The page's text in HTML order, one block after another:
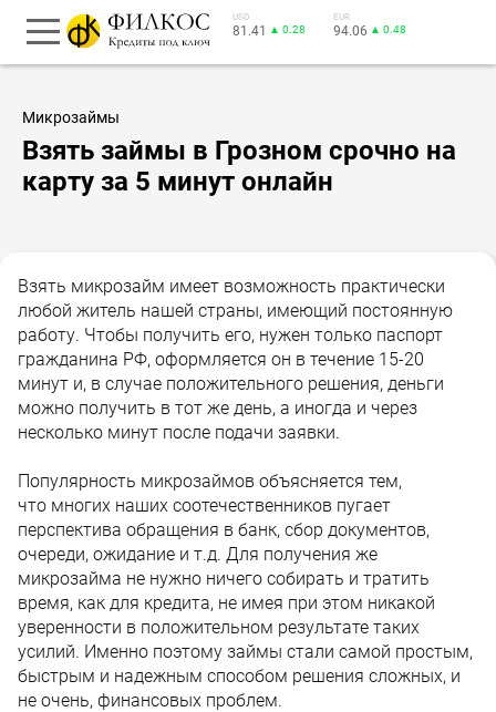
USD
81.41 ▲ 0.28
EUR
94.06 ▲ 0.48
Микрозаймы
Взять займы в Грозном срочно на
карту за 5 минут онлайн
Взять микрозайм имеет возможность практически
любой житель нашей страны, имеющий постоянную
работу. Чтобы получить его, нужен только паспорт
гражданина РФ, оформляется он в течение 15-20
минут и, в случае положительного решения, деньги
можно получить в тот же день, а иногда и через
несколько минут после подачи заявки.
Популярность микрозаймов объясняется тем,
что многих наших соотечественников пугает
перспектива обращения в банк, сбор документов,
очереди, ожидание и т.д. Для получения же
микрозайма не нужно ничего собирать и тратить
время, как для кредита, не имея при этом никакой
уверенности в положительном результате таких
усилий. Именно поэтому займы стали самой простым,
быстрым и надежным способом решения сложных, и
не очень, финансовых проблем.